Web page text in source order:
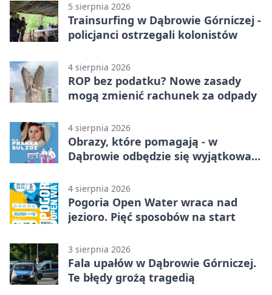
5 sierpnia 2026
Trainsurfing w Dąbrowie Górniczej -
policjanci ostrzegali kolonistów
4 sierpnia 2026
ROP bez podatku? Nowe zasady
mogą zmienić rachunek za odpady
4 sierpnia 2026
Obrazy, które pomagają - w
Dąbrowie odbędzie się wyjątkowa
4 sierpnia 2026
Pogoria Open Water wraca nad
jezioro. Pięć sposobów na start
3 sierpnia 2026
Fala upałów w Dąbrowie Górniczej.
Te błędy grożą tragedią